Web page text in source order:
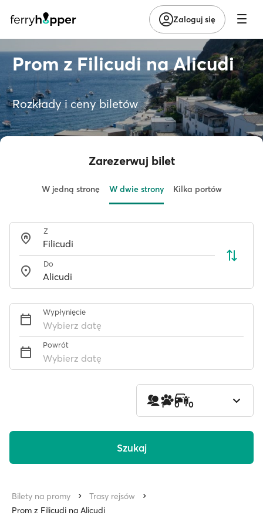
Zaloguj się
Prom z Filicudi na Alicudi
Rozkłady i ceny biletów
Zarezerwuj bilet
W jedną stronę W dwie strony Kilka portów
Z
Do
Wypłynięcie
Wybierz datę
Powrót
Wybierz datę
1 0 0
Szukaj
Bilety na promy
Trasy rejsów
Prom z Filicudi na Alicudi